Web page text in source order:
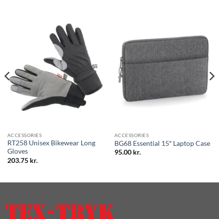
ACCESSORIES
RT258 Unisex Bikewear Long
Gloves
203.75 kr.
ACCESSORIES
BG68 Essential 15″ Laptop Case
95.00 kr.